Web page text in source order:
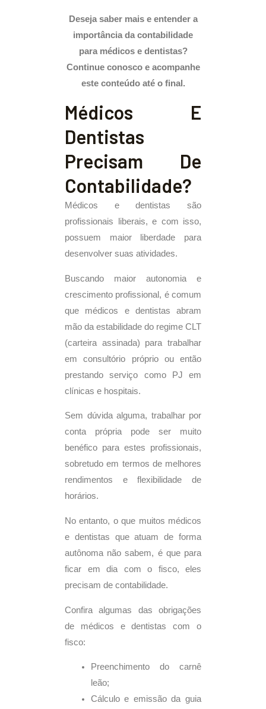
Deseja saber mais e entender a
importância da contabilidade
para médicos e dentistas?
Continue conosco e acompanhe
este conteúdo até o final.
Médicos E
Dentistas
Precisam De
Contabilidade?
Médicos e dentistas são
profissionais liberais, e com isso,
possuem maior liberdade para
desenvolver suas atividades.
Buscando maior autonomia e
crescimento profissional, é comum
que médicos e dentistas abram
mão da estabilidade do regime CLT
(carteira assinada) para trabalhar
em consultório próprio ou então
prestando serviço como PJ em
clínicas e hospitais.
Sem dúvida alguma, trabalhar por
conta própria pode ser muito
benéfico para estes profissionais,
sobretudo em termos de melhores
rendimentos e flexibilidade de
horários.
No entanto, o que muitos médicos
e dentistas que atuam de forma
autônoma não sabem, é que para
ficar em dia com o fisco, eles
precisam de contabilidade.
Confira algumas das obrigações
de médicos e dentistas com o
fisco:
Preenchimento do carnê
leão;
Cálculo e emissão da guia